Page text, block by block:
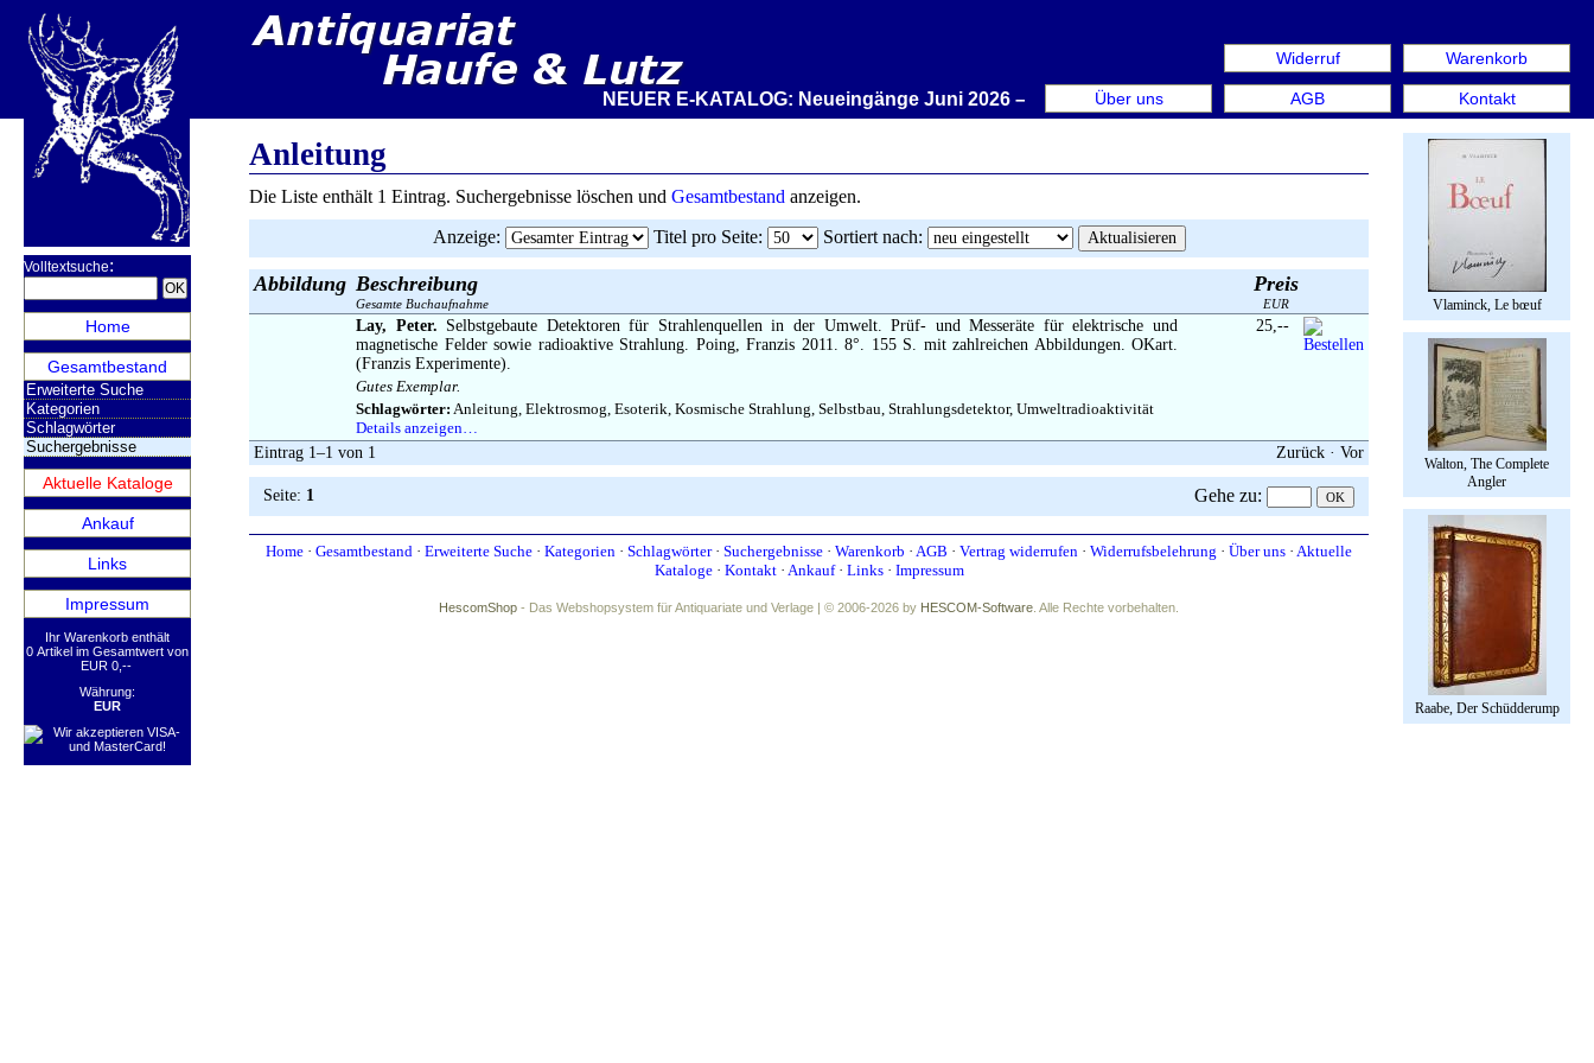
Warenkorb
Kontakt
Widerruf
AGB
Über uns
NEUER E-KATALOG: Neueingänge Juni 2026 – Wir stellen aus: Rare Book Week Berlin. Internationale
Volltextsuche:
Home
Gesamtbestand
Erweiterte Suche
Kategorien
Schlagwörter
Suchergebnisse
Aktuelle Kataloge
Ankauf
Links
Impressum
Ihr Warenkorb enthält
0 Artikel im Gesamtwert von
EUR 0,--
Währung:
EUR
Vlaminck, Le bœuf
Walton, The Complete
Angler
Raabe, Der Schüdderump
Anleitung
Die Liste enthält 1 Eintrag. Suchergebnisse löschen und Gesamtbestand anzeigen.
Anzeige: Titel pro Seite: Sortiert nach:
Abbildung Beschreibung
Gesamte Buchaufnahme
Preis
EUR
Lay, Peter. Selbstgebaute Detektoren für Strahlenquellen in der Umwelt. Prüf- und Messeräte für elektrische und
magnetische Felder sowie radioaktive Strahlung. Poing, Franzis 2011. 8°. 155 S. mit zahlreichen Abbildungen. OKart.
(Franzis Experimente).
Gutes Exemplar.
Schlagwörter: Anleitung, Elektrosmog, Esoterik, Kosmische Strahlung, Selbstbau, Strahlungsdetektor, Umweltradioaktivität
Details anzeigen…
25,--
Eintrag 1–1 von 1 Zurück · Vor
Seite: 1 Gehe zu:
Home · Gesamtbestand · Erweiterte Suche · Kategorien · Schlagwörter· Suchergebnisse · Warenkorb · AGB · Vertrag widerrufen · Widerrufsbelehrung · Über uns · Aktuelle
Kataloge· Kontakt· Ankauf· Links· Impressum
HescomShop - Das Webshopsystem für Antiquariate und Verlage | © 2006-2026 by HESCOM-Software . Alle Rechte vorbehalten.